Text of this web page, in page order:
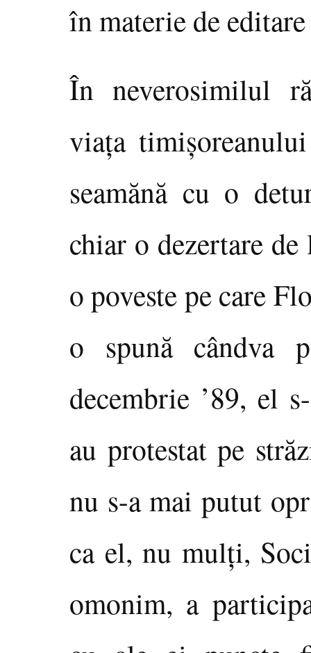
în materie de
În neverosimilul
viaţa
seamănă cu o
chiar o dezertare
o poveste pe care
o spună cândva
decembrie ’89, el
au protestat pe
nu s-a mai putut
ca el, nu mulţi,
omonim, a